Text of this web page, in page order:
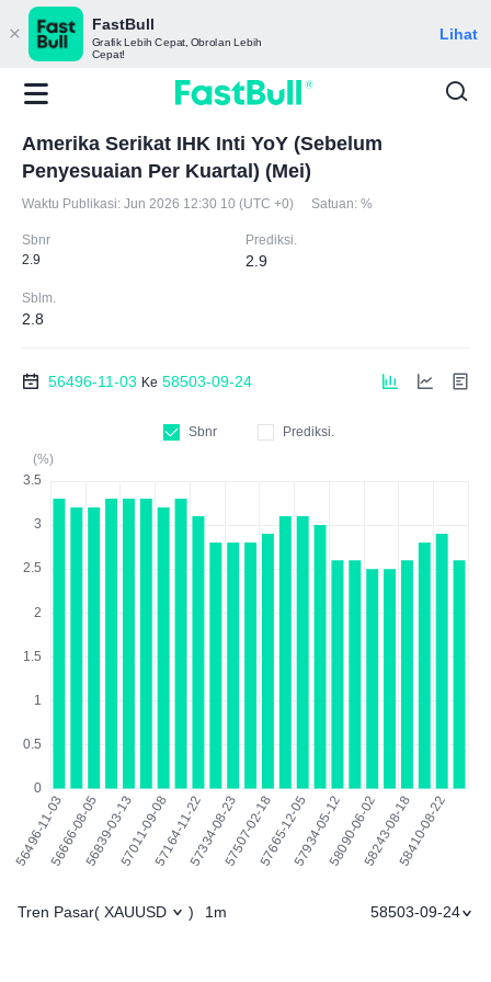
FastBull
Grafik Lebih Cepat, Obrolan Lebih
Cepat!
Lihat
Amerika Serikat IHK Inti YoY (Sebelum
Penyesuaian Per Kuartal) (Mei)
Waktu Publikasi: Jun 2026 12:30 10 (UTC +0) Satuan: %
Sbnr
2.9
Prediksi.
2.9
Sblm.
2.8
56496-11-03 Ke 58503-09-24
Sbnr
Prediksi.
(%)
Tren Pasar( XAUUSD ) 1m 58503-09-24